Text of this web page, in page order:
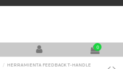
0
HERRAMIENTA FEEDBACK T-HANDLE